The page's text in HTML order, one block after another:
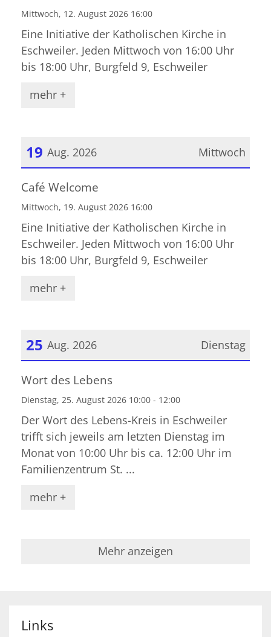
Mittwoch, 12. August 2026 16:00
Eine Initiative der Katholischen Kirche in
Eschweiler. Jeden Mittwoch von 16:00 Uhr
bis 18:00 Uhr, Burgfeld 9, Eschweiler
mehr +
Mittwoch
19 Aug. 2026
Datum: 19. August 2026
Café Welcome
Mittwoch, 19. August 2026 16:00
Eine Initiative der Katholischen Kirche in
Eschweiler. Jeden Mittwoch von 16:00 Uhr
bis 18:00 Uhr, Burgfeld 9, Eschweiler
mehr +
Dienstag
25 Aug. 2026
Datum: 25. August 2026
Wort des Lebens
Dienstag, 25. August 2026 10:00 - 12:00
Der Wort des Lebens-Kreis in Eschweiler
trifft sich jeweils am letzten Dienstag im
Monat von 10:00 Uhr bis ca. 12:00 Uhr im
Familienzentrum St. ...
mehr +
Mehr anzeigen
Links